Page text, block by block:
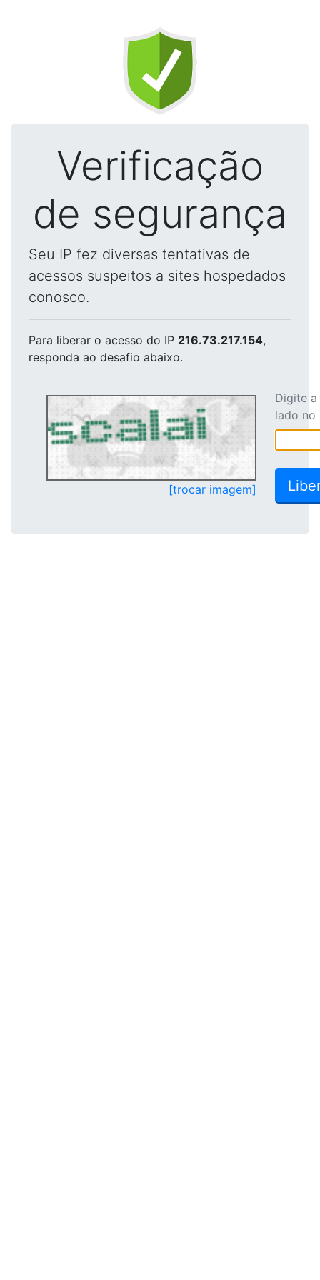
Verificação
de segurança
Seu IP fez diversas tentativas de
acessos suspeitos a sites hospedados
conosco.
Para liberar o acesso do IP 216.73.217.154,
responda ao desafio abaixo.
[trocar imagem]
Digite
lado no